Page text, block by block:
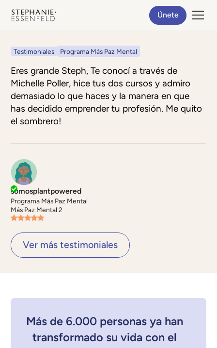
Únete
Testimoniales Programa Más Paz Mental
Eres grande Steph, Te conocí a través de
Michelle Poller, hice tus dos cursos y admiro
demasiado lo que haces y la manera en que
has decidido emprender tu profesión. Me quito
el sombrero!
somosplantpowered
Programa Más Paz Mental
Más Paz Mental 2
Ver más testimoniales
Más de 6.000 personas ya han
transformado su vida con el